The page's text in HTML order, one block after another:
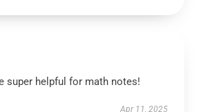
super helpful for math notes!
Apr 11, 2025